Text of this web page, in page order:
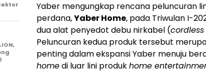
Yaber mengungkap rencana peluncuran
perdana,Yaber Home, pada Triwulan I-
dua alat penyedot debu nirkabel (
Peluncuran kedua produk tersebut
penting dalam ekspansi Yaber menuju
homedi luar lini produkhome